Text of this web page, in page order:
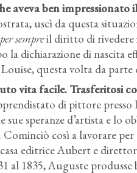
aveva ben impressionato
uscì da questa
per sempreil diritto di rivedere
la dichiarazione di nascita
questa volta da
vita facile. Trasferitosi
di pittore presso
speranze d’artista e lo
Cominciò così a lavorare
editrice Aubert e
al 1835, Auguste